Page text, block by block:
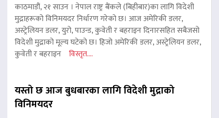
काठमाडौं, २१ साउन । नेपाल राष्ट्र बैंकले (बिहीबार)का लागि विदेशी
मुद्राहरूको विनिमयदर निर्धारण गरेको छ। आज अमेरिकी डलर,
अस्ट्रेलियन डलर, युरो, पाउन्ड, कुवेती र बहराइन दिनारसहित सबैजसो
विदेशी मुद्राको मूल्य घटेको छ। हिजो अमेरिकी डलर, अस्ट्रेलियन डलर,
कुवेती र बहराइन विस्तृत....
यस्तो छ आज बुधबारका लागि विदेशी मुद्राको
विनिमयदर